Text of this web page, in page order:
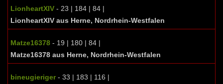
LionheartXIV - 23 | 184 | 84 |
LionheartXIV aus Herne, Nordrhein-Westfalen
Matze16378 - 19 | 180 | 84 |
Matze16378 aus Herne, Nordrhein-Westfalen
bineugieriger- 33 | 183 | 116 |